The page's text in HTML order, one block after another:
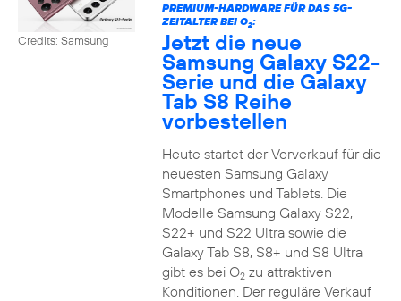
Credits: Samsung
PREMIUM-HARDWARE FÜR DAS 5G-
ZEITALTER BEI O2:
Jetzt die neue
Samsung Galaxy S22-
Serie und die Galaxy
Tab S8 Reihe
vorbestellen
Heute startet der Vorverkauf für die
neuesten Samsung Galaxy
Smartphones und Tablets. Die
Modelle Samsung Galaxy S22,
S22+ und S22 Ultra sowie die
Galaxy Tab S8, S8+ und S8 Ultra
gibt es bei O2zu attraktiven
Konditionen. Der reguläre Verkauf